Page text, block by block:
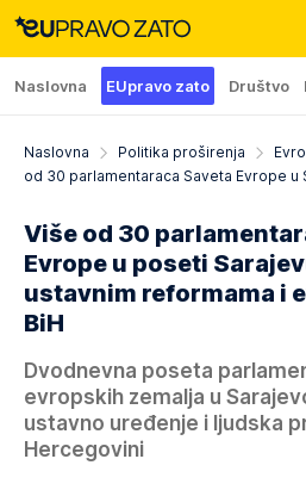
Naslovna EUpravo zato Društvo
Naslovna Politika proširenja
od 30 parlamentaraca Saveta Evrope u
Više od 30
Evrope u poseti
ustavnim reformama i
BiH
Dvodnevna poseta
evropskih zemalja u
ustavno uređenje i ljudska
Hercegovini